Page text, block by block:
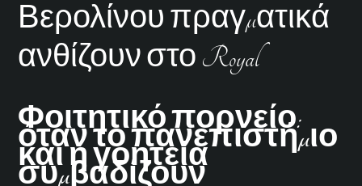
Βερολίνου πραγματικά
ανθίζουν στο Royal
Φοιτητικό πορνείο:
όταν το πανεπιστήμιο
και η γοητεία
συμβαδίζουν